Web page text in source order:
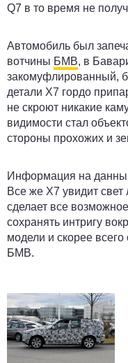
Q7 в то время не
Автомобиль был
вотчины БМВ, в
закомуфлированный,
детали X7 гордо
не скроют никакие
видимости стал
стороны прохожих и
Информация на
Все же X7 увидит
сделает все
сохранять интригу
модели и скорее
БМВ.